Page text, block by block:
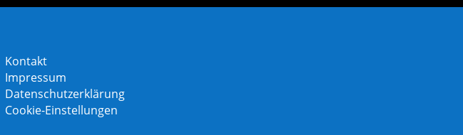
Kontakt
Impressum
Datenschutzerklärung
Cookie-Einstellungen